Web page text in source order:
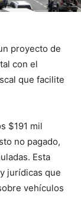
proyecto de
con el
que facilite
$191 mil
no pagado,
Esta
jurídicas que
vehículos